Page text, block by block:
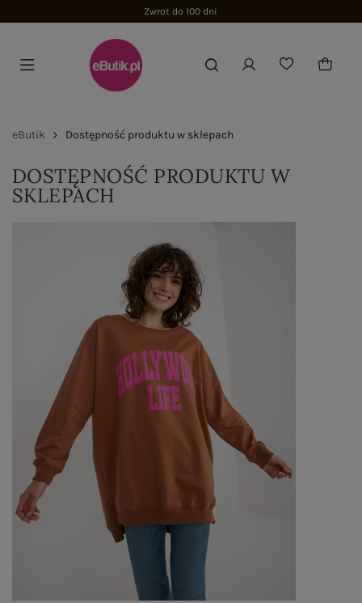
Zwrot do 100 dni
eButik Dostępność produktu w sklepach
DOSTĘPNOŚĆ PRODUKTU W
SKLEPACH